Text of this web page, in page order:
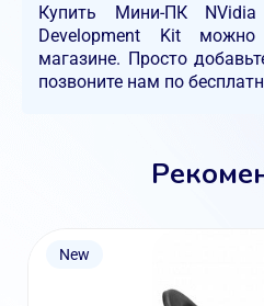
Купить Мини-ПК
Development Kit
магазине. Просто
позвоните нам по
New